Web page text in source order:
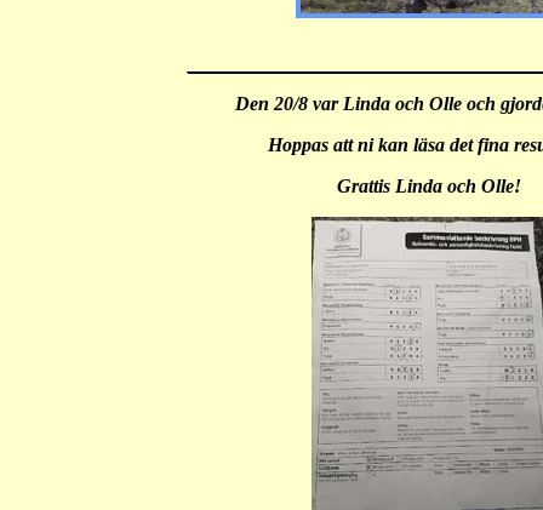
Den 20/8 var Linda och Olle och
Hoppas att ni kan läsa det fina
Grattis Linda och Olle!